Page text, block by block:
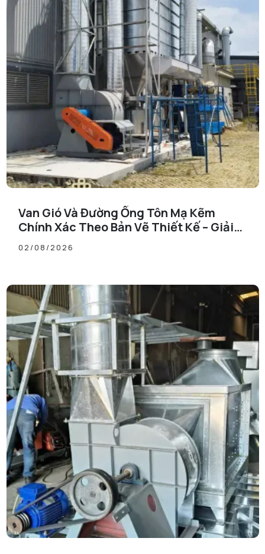
Van Gió Và Đường Ống Tôn Mạ Kẽm
Chính Xác Theo Bản Vẽ Thiết Kế – Giải
Pháp HVAC Chuyên Nghiệp
02/08/2026